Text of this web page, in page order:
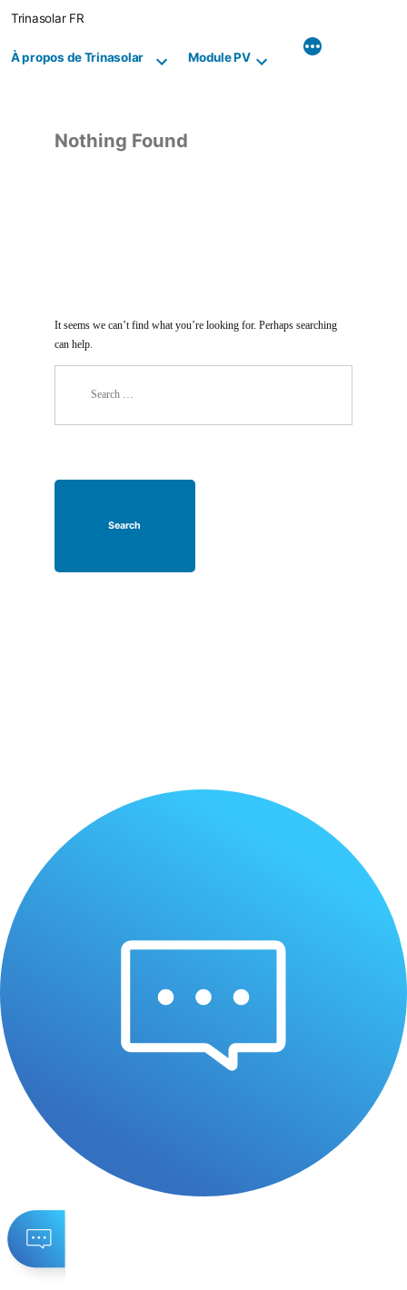
content
Trinasolar FR
À propos de Trinasolar Module PV
Nothing Found
It seems we can’t find what you’re looking for. Perhaps searching
can help.